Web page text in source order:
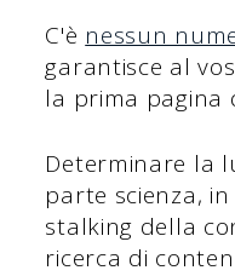
C'è nessun
garantisce al
la prima pagina
Determinare la
parte scienza,
stalking della
ricerca di